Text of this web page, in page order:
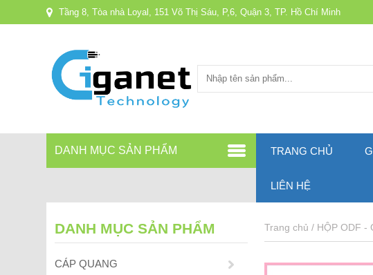
Tầng 8, Tòa nhà Loyal, 151 Võ Thị Sáu, P,6, Quận 3, TP. Hồ Chí Minh
DANH MỤC SẢN PHẨM TRANG CHỦ
LIÊN HỆ
DANH MỤC SẢN PHẨM
CÁP QUANG
Trang chủ / HỘP ODF -